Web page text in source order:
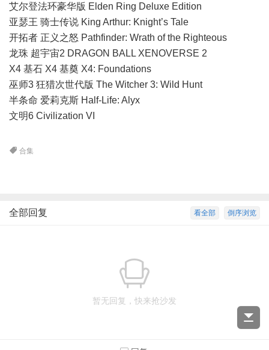
艾尔登法环豪华版 Elden Ring Deluxe Edition
亚瑟王 骑士传说 King Arthur: Knight’s Tale
开拓者 正义之怒 Pathfinder: Wrath of the Righteous
龙珠 超宇宙2 DRAGON BALL XENOVERSE 2
X4 基石 X4 基奠 X4: Foundations
巫师3 狂猎次世代版 The Witcher 3: Wild Hunt
半条命 爱莉克斯 Half-Life: Alyx
文明6 Civilization VI
合集
倒序浏览
看全部
全部回复
暂无回复，快来抢沙发